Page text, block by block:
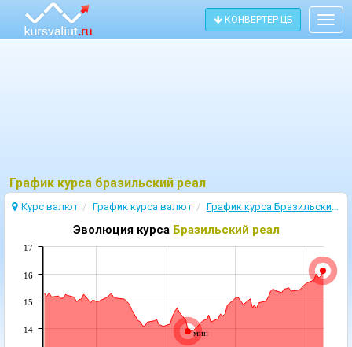
КОНВЕРТЕР ЦБ
График курса бразильский реал
Курс валют График курса валют График курса Бразильский реал
Эволюция курса Бразильский реал
мин
14
15
16
17